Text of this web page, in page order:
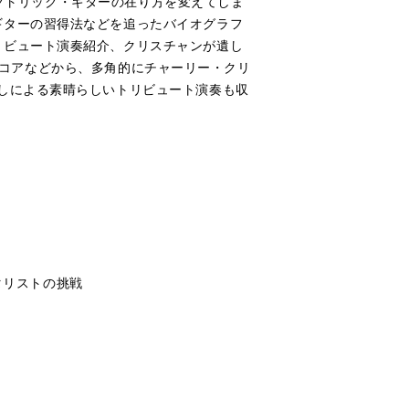
ーの習得法などを追ったバイオグラフ
ュート演奏紹介、クリスチャンが遺し
などから、多角的にチャーリー・クリ
による素晴らしいトリビュート演奏も収
ストの挑戦